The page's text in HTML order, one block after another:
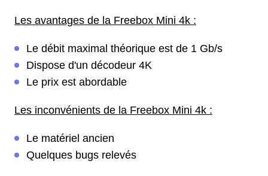
Les avantages de la Freebox Mini 4k :
Le débit maximal théorique est de 1 Gb/s
Dispose d'un décodeur 4K
Le prix est abordable
Les inconvénients de la Freebox Mini 4k :
Le matériel ancien
Quelques bugs relevés